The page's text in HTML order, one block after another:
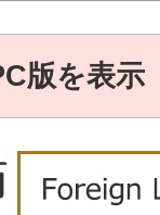
版を表示